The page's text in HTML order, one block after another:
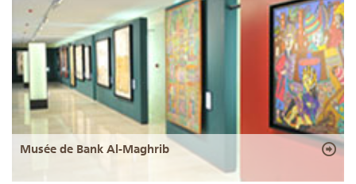
Musée de Bank Al-Maghrib